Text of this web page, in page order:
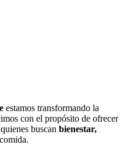
estamos transformando la
con el propósito de ofrecer
buscan bienestar,